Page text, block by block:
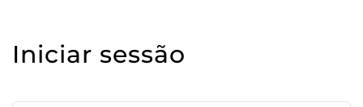
Iniciar sessão